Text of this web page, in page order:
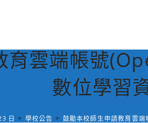
育雲端帳號
數位學習
日 > 學校公告 > 鼓勵本校師生申請教育雲